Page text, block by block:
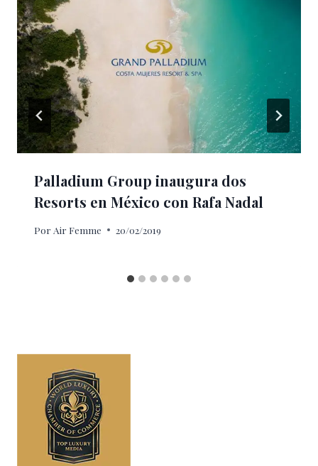
Palladium Group inaugura dos
Resorts en México con Rafa Nadal
Por Air Femme 20/02/2019